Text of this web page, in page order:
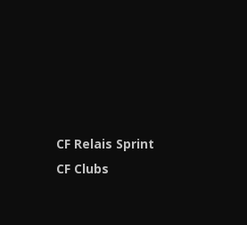
CF Relais Sprint
CF Clubs